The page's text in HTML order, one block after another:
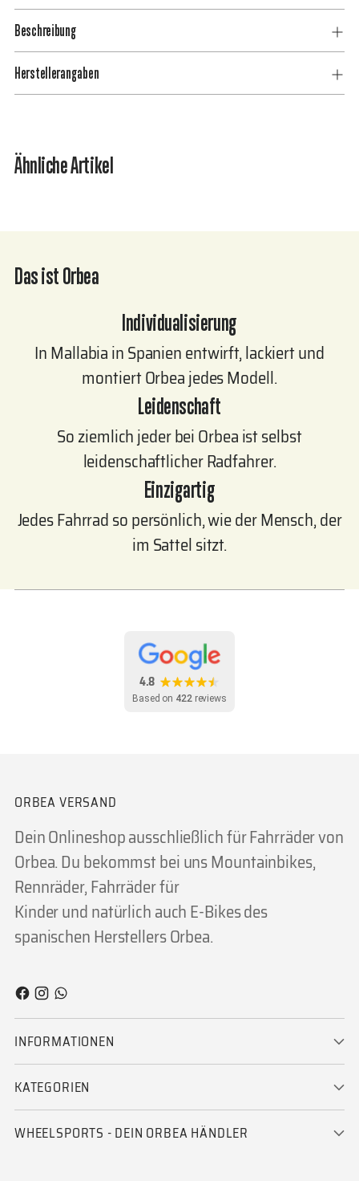
Produkt
in
den
Warenkorb
Beschreibung
Herstellerangaben
Ähnliche Artikel
Das ist Orbea
Individualisierung
In Mallabia in Spanien entwirft, lackiert und
montiert Orbea jedes Modell.
Leidenschaft
So ziemlich jeder bei Orbea ist selbst
leidenschaftlicher Radfahrer.
Einzigartig
Jedes Fahrrad so persönlich, wie der Mensch, der
im Sattel sitzt.
4.8
Based on 422reviews
ORBEA VERSAND
Dein Onlineshop ausschließlich für Fahrräder von
Orbea. Du bekommst bei uns Mountainbikes,
Rennräder, Fahrräder für
Kinder und natürlich auch E-Bikes des
spanischen Herstellers Orbea.
INFORMATIONEN
KATEGORIEN
WHEELSPORTS - DEIN ORBEA HÄNDLER